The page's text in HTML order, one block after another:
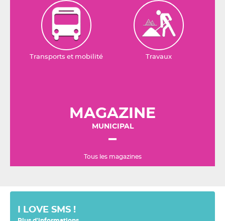
Transports et mobilité Travaux
MAGAZINE
MUNICIPAL
Tous les magazines
I LOVE SMS !